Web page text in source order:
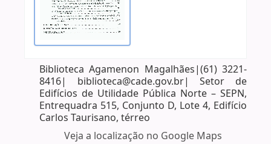
Biblioteca Agamenon Magalhães|(61) 3221-
8416| biblioteca@cade.gov.br| Setor de
Edifícios de Utilidade Pública Norte – SEPN,
Entrequadra 515, Conjunto D, Lote 4, Edifício
Carlos Taurisano, térreo
Veja a localização no Google Maps